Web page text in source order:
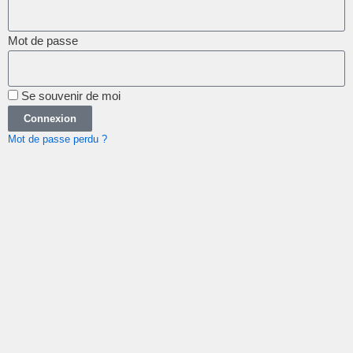
Mot de passe
Se souvenir de moi
Connexion
Mot de passe perdu ?